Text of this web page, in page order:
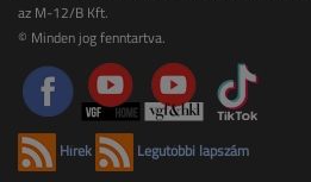
az M-12/B Kft.
© Minden jog fenntartva.
Hírek Legutóbbi lapszám